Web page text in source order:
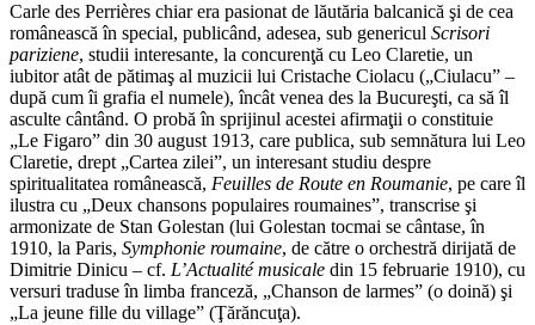
Carle des Perrières chiar era pasionat de lăutăria balcanică şi de cea
românească în special, publicând, adesea, sub genericul Scrisori
pariziene, studii interesante, la concurenţă cu Leo Claretie, un
iubitor atât de pătimaş al muzicii lui Cristache Ciolacu („Ciulacu” –
după cum îi grafia el numele), încât venea des la Bucureşti, ca să îl
asculte cântând. O probă în sprijinul acestei afirmaţii o constituie
„Le Figaro” din 30 august 1913, care publica, sub semnătura lui Leo
Claretie, drept „Cartea zilei”, un interesant studiu despre
spiritualitatea românească, Feuilles de Route en Roumanie, pe care îl
ilustra cu „Deux chansons populaires roumaines”, transcrise şi
armonizate de Stan Golestan (lui Golestan tocmai se cântase, în
1910, la Paris, Symphonie roumaine, de către o orchestră dirijată de
Dimitrie Dinicu – cf. L’Actualité musicale din 15 februarie 1910), cu
versuri traduse în limba franceză, „Chanson de larmes” (o doină) şi
„La jeune fille du village” (Ţărăncuţa).